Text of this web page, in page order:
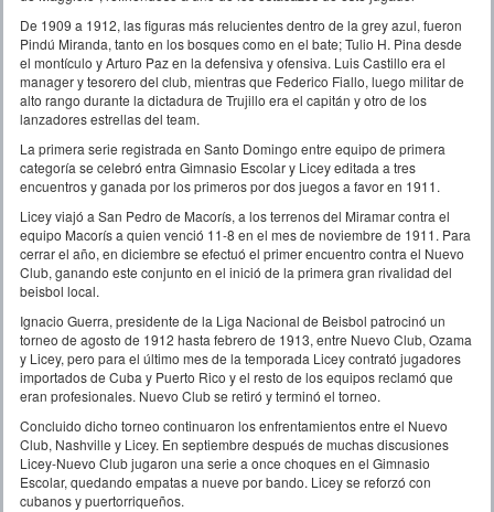
De 1909 a 1912, las figuras más relucientes dentro de la grey azul, fueron
Pindú Miranda, tanto en los bosques como en el bate; Tulio H. Pina desde
el montículo y Arturo Paz en la defensiva y ofensiva. Luis Castillo era el
manager y tesorero del club, mientras que Federico Fiallo, luego militar de
alto rango durante la dictadura de Trujillo era el capitán y otro de los
lanzadores estrellas del team.
La primera serie registrada en Santo Domingo entre equipo de primera
categoría se celebró entra Gimnasio Escolar y Licey editada a tres
encuentros y ganada por los primeros por dos juegos a favor en 1911.
Licey viajó a San Pedro de Macorís, a los terrenos del Miramar contra el
equipo Macorís a quien venció 11-8 en el mes de noviembre de 1911. Para
cerrar el año, en diciembre se efectuó el primer encuentro contra el Nuevo
Club, ganando este conjunto en el inició de la primera gran rivalidad del
beisbol local.
Ignacio Guerra, presidente de la Liga Nacional de Beisbol patrocinó un
torneo de agosto de 1912 hasta febrero de 1913, entre Nuevo Club, Ozama
y Licey, pero para el último mes de la temporada Licey contrató jugadores
importados de Cuba y Puerto Rico y el resto de los equipos reclamó que
eran profesionales. Nuevo Club se retiró y terminó el torneo.
Concluido dicho torneo continuaron los enfrentamientos entre el Nuevo
Club, Nashville y Licey. En septiembre después de muchas discusiones
Licey-Nuevo Club jugaron una serie a once choques en el Gimnasio
Escolar, quedando empatas a nueve por bando. Licey se reforzó con
cubanos y puertorriqueños.